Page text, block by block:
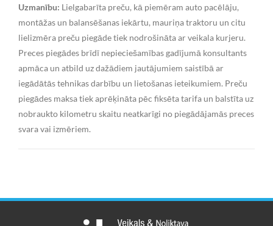
Uzmanību: Lielgabarīta preču, kā piemēram auto pacēlāju,
montāžas un balansēšanas iekārtu, mauriņa traktoru un citu
lielizmēra preču piegāde tiek nodrošināta ar veikala kurjeru.
Preces piegādes brīdī nepieciešamības gadījumā konsultants
apmāca un atbild uz dažādiem jautājumiem saistībā ar
iegādātās tehnikas darbību un lietošanas ieteikumiem. Preču
piegādes maksa tiek aprēķināta pēc fiksēta tarifa un balstīta uz
nobraukto kilometru skaitu neatkarīgi no piegādājamās preces
svara vai izmēriem.